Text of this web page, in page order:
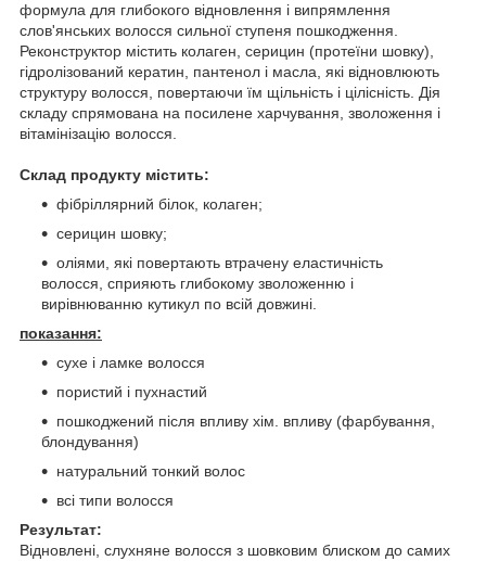
формула для глибокого відновлення і випрямлення
слов'янських волосся сильної ступеня пошкодження.
Реконструктор містить колаген, серицин (протеїни шовку),
гідролізований кератин, пантенoл і масла, які відновлюють
структуру волосся, повертаючи їм щільність і цілісність. Дія
складу спрямована на посилене харчування, зволоження і
вітамінізацію волосся.
Склад продукту містить:
фібріллярний білок, колаген;
серицин шовку;
оліями, які повертають втрачену еластичність
волосся, сприяють глибокому зволоженню і
вирівнюванню кутикул по всій довжині.
показання:
сухе і ламке волосся
пористий і пухнастий
пошкоджений після впливу хім. впливу (фарбування,
блондування)
натуральний тонкий волос
всі типи волосся
Результат:
Відновлені, слухняне волосся з шовковим блиском до самих